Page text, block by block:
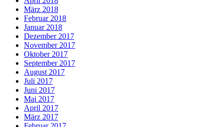
März 2018
Februar 2018
Januar 2018
Dezember 2017
November 2017
Oktober 2017
September 2017
August 2017
Juli 2017
Juni 2017
Mai 2017
April 2017
März 2017